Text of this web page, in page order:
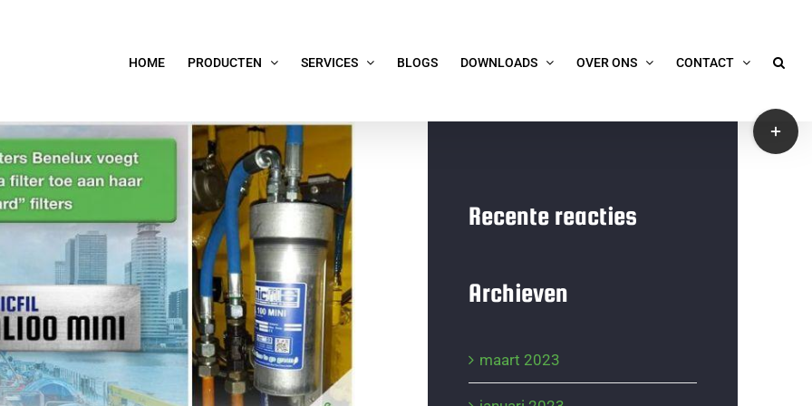
HOME PRODUCTEN SERVICES BLOGS DOWNLOADS OVER ONS CONTACT
filtersysteem
Recente reacties
Archieven
maart 2023
Toggle
Sliding